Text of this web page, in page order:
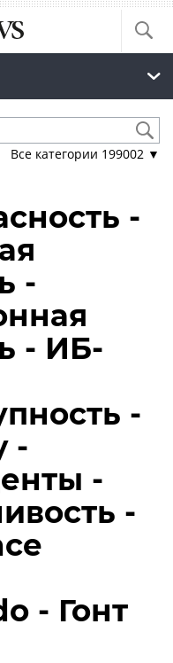
Все категории 199002 ▼
-
-
- ИБ-
-
-
-
-
- Гонт